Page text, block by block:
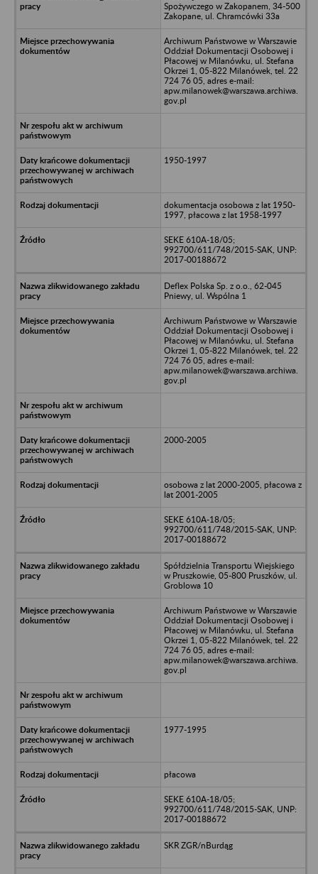
Spożywczego w Zakopanem, 34-500
Zakopane, ul. Chramcówki 33a
Archiwum Państwowe w Warszawie
Oddział Dokumentacji Osobowej i
Płacowej w Milanówku, ul. Stefana
Okrzei 1, 05-822 Milanówek, tel. 22
724 76 05, adres e-mail:
apw.milanowek@warszawa.archiwa.
gov.pl
1950-1997
dokumentacja osobowa z lat 1950-
1997, płacowa z lat 1958-1997
SEKE 610A-18/05;
992700/611/748/2015-SAK, UNP:
2017-00188672
Deflex Polska Sp. z o.o., 62-045
Pniewy, ul. Wspólna 1
Archiwum Państwowe w Warszawie
Oddział Dokumentacji Osobowej i
Płacowej w Milanówku, ul. Stefana
Okrzei 1, 05-822 Milanówek, tel. 22
724 76 05, adres e-mail:
apw.milanowek@warszawa.archiwa.
gov.pl
2000-2005
osobowa z lat 2000-2005, płacowa z
lat 2001-2005
SEKE 610A-18/05;
992700/611/748/2015-SAK, UNP:
2017-00188672
Spółdzielnia Transportu Wiejskiego
w Pruszkowie, 05-800 Pruszków, ul.
Groblowa 10
Archiwum Państwowe w Warszawie
Oddział Dokumentacji Osobowej i
Płacowej w Milanówku, ul. Stefana
Okrzei 1, 05-822 Milanówek, tel. 22
724 76 05, adres e-mail:
apw.milanowek@warszawa.archiwa.
gov.pl
1977-1995
płacowa
SEKE 610A-18/05;
992700/611/748/2015-SAK, UNP:
2017-00188672
SKR ZGR/nBurdąg